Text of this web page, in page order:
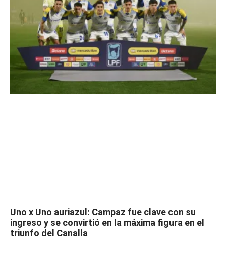
Uno x Uno auriazul: Campaz fue clave con su
ingreso y se convirtió en la máxima figura en el
triunfo del Canalla